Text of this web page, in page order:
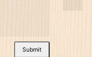
Submit